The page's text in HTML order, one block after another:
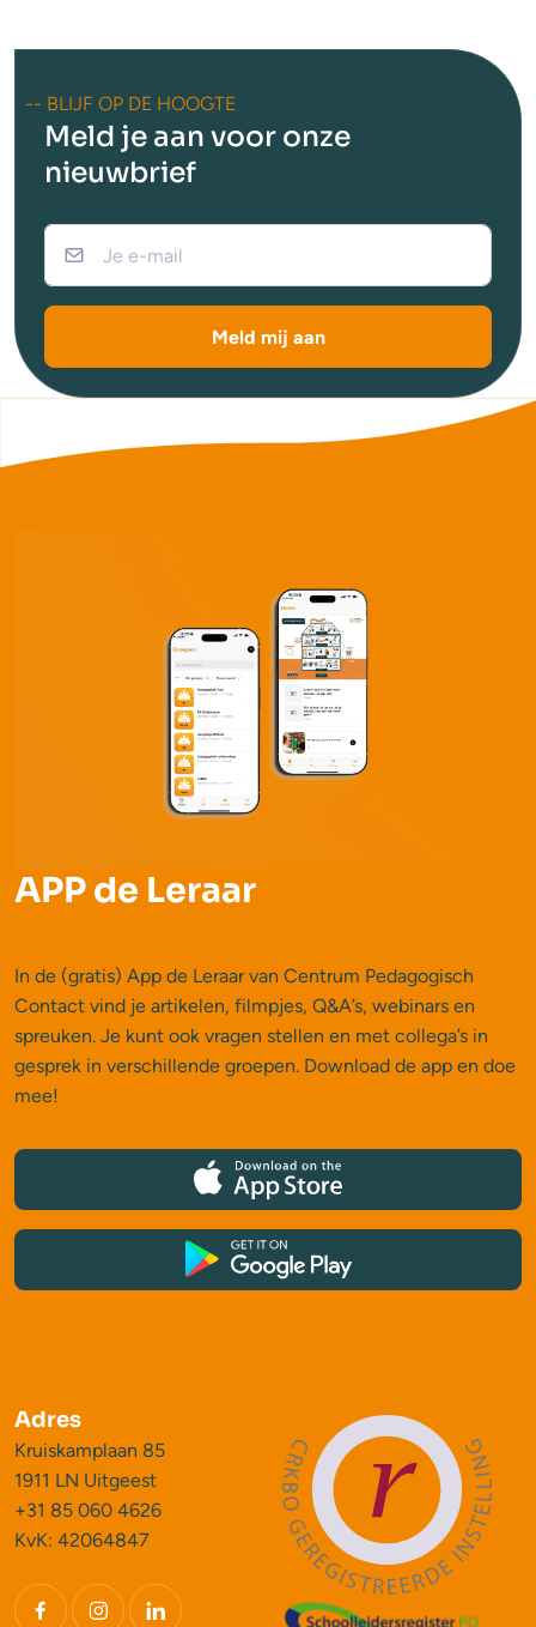
-- BLIJF OP DE HOOGTE
Meld je aan voor onze
nieuwbrief
Meld mij aan
APP de Leraar
In de (gratis) App de Leraar van Centrum Pedagogisch
Contact vind je artikelen, filmpjes, Q&A’s, webinars en
spreuken. Je kunt ook vragen stellen en met collega’s in
gesprek in verschillende groepen. Download de app en doe
mee!
Adres
Kruiskamplaan 85
1911 LN Uitgeest
+31 85 060 4626
KvK: 42064847